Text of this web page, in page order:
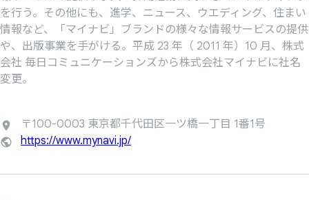
を行う。その他にも、進学、ニュース、ウエディング、住まい
情報など、「マイナビ」ブランドの様々な情報サービスの提供
や、出版事業を手がける。平成 23 年（ 2011 年）10 月、株式
会社 毎日コミュニケーションズから株式会社マイナビに社名
変更。
〒100-0003 東京都千代田区一ツ橋一丁目 1番1号
https://www.mynavi.jp/